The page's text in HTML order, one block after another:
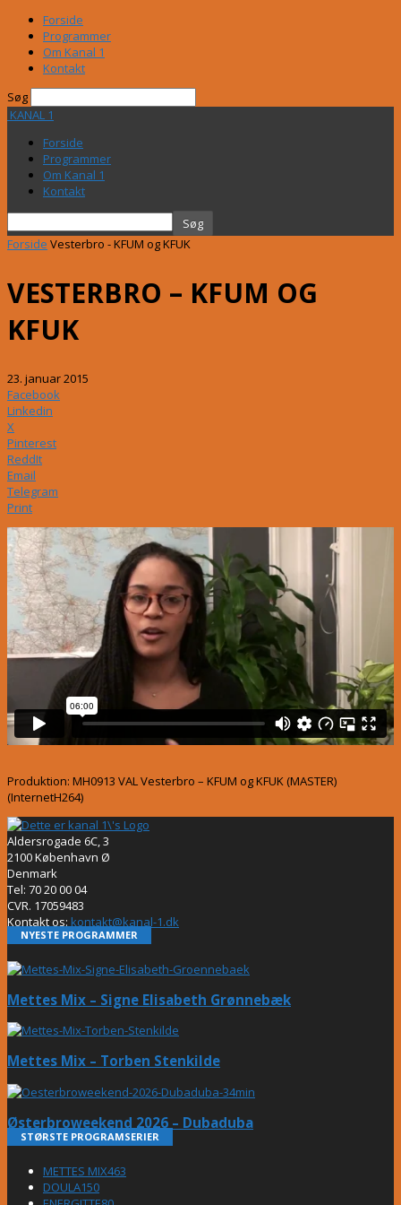
Forside
Programmer
Om Kanal 1
Kontakt
Søg
KANAL 1
Forside
Programmer
Om Kanal 1
Kontakt
Forside Vesterbro - KFUM og KFUK
VESTERBRO – KFUM OG
KFUK
23. januar 2015
Facebook
Linkedin
X
Pinterest
ReddIt
Email
Telegram
Print
Produktion: MH0913 VAL Vesterbro – KFUM og KFUK (MASTER)
(InternetH264)
Aldersrogade 6C, 3
2100 København Ø
Denmark
Tel: 70 20 00 04
CVR. 17059483
Kontakt os: kontakt@kanal-1.dk
NYESTE PROGRAMMER
Mettes Mix – Signe Elisabeth Grønnebæk
Mettes Mix – Torben Stenkilde
Østerbroweekend 2026 – Dubaduba
STØRSTE PROGRAMSERIER
METTES MIX463
DOULA150